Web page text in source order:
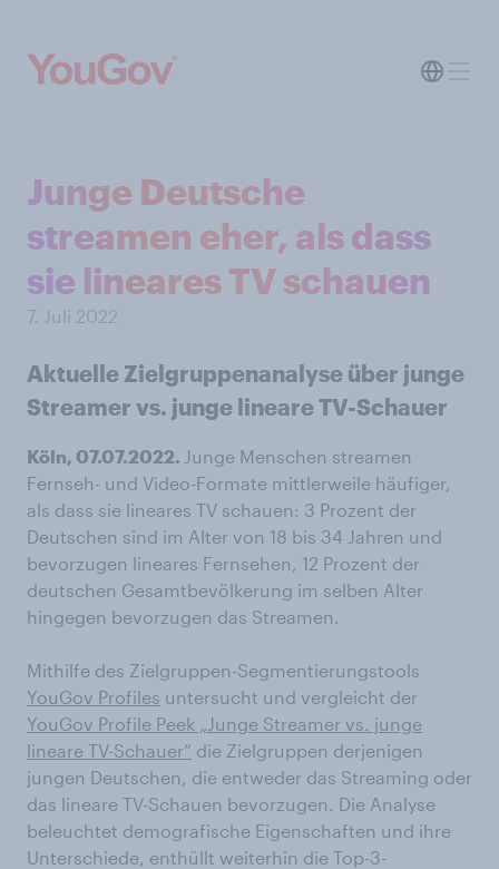
Junge Deutsche
streamen eher, als dass
sie lineares TV schauen
7. Juli 2022
Aktuelle Zielgruppenanalyse über junge
Streamer vs. junge lineare TV-Schauer
Köln, 07.07.2022. Junge Menschen streamen
Fernseh- und Video-Formate mittlerweile häufiger,
als dass sie lineares TV schauen: 3 Prozent der
Deutschen sind im Alter von 18 bis 34 Jahren und
bevorzugen lineares Fernsehen, 12 Prozent der
deutschen Gesamtbevölkerung im selben Alter
hingegen bevorzugen das Streamen.
Mithilfe des Zielgruppen-Segmentierungstools
YouGov Profiles untersucht und vergleicht der
YouGov Profile Peek „Junge Streamer vs. junge
lineare TV-Schauer“ die Zielgruppen derjenigen
jungen Deutschen, die entweder das Streaming oder
das lineare TV-Schauen bevorzugen. Die Analyse
beleuchtet demografische Eigenschaften und ihre
Unterschiede, enthüllt weiterhin die Top-3-